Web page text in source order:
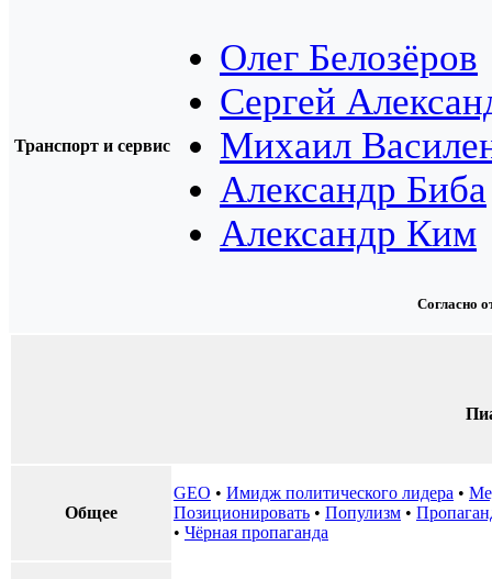
Транспорт и сервис
Олег Белозёров
Сергей
Михаил
Александр Биба
Александр Ким
Согласно
Общее
GEO • Имидж политического лидера •
Позиционировать • Популизм •
• Чёрная пропаганда